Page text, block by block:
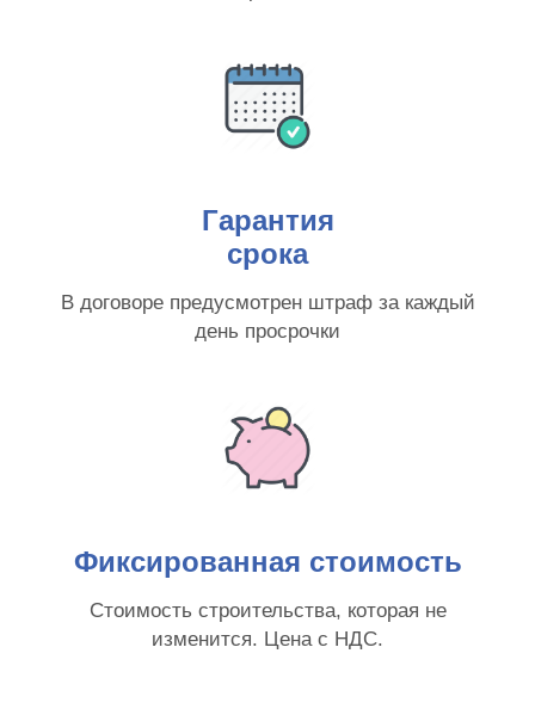
Гарантия
срока
В договоре предусмотрен штраф за каждый
день просрочки
Фиксированная стоимость
Стоимость строительства, которая не
изменится. Цена с НДС.